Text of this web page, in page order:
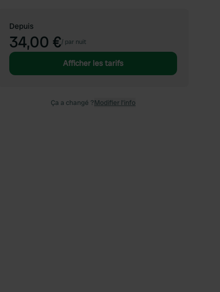
Depuis
34,00 €/ par nuit
Afficher les tarifs
Ça a changé ?Modifier l’info